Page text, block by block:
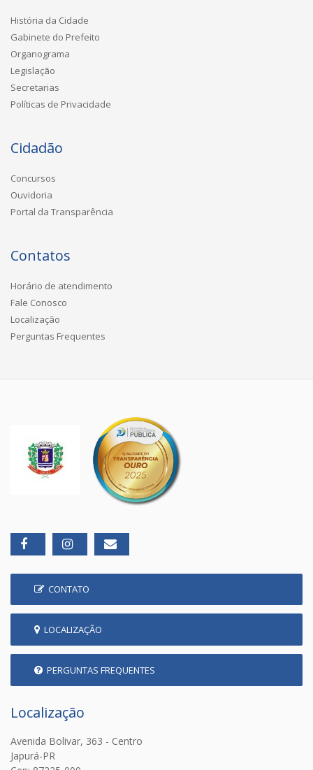
História da Cidade
Gabinete do Prefeito
Organograma
Legislação
Secretarias
Políticas de Privacidade
Cidadão
Concursos
Ouvidoria
Portal da Transparência
Contatos
Horário de atendimento
Fale Conosco
Localização
Perguntas Frequentes
CONTATO
LOCALIZAÇÃO
PERGUNTAS FREQUENTES
Localização
Avenida Bolivar, 363 - Centro
Japurá-PR